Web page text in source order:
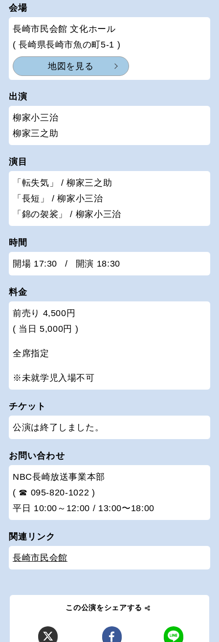
会場
長崎市民会館 文化ホール
( 長崎県長崎市魚の町5-1 )
地図を見る
出演
柳家小三治
柳家三之助
演目
「転失気」 / 柳家三之助
「長短」 / 柳家小三治
「錦の袈裟」 / 柳家小三治
時間
開場 17:30 / 開演 18:30
料金
前売り 4,500円
( 当日 5,000円 )
全席指定
※未就学児入場不可
チケット
公演は終了しました。
お問い合わせ
NBC長崎放送事業本部
( ☎ 095-820-1022 )
平日 10:00～12:00 / 13:00〜18:00
関連リンク
長崎市民会館
この公演をシェアする